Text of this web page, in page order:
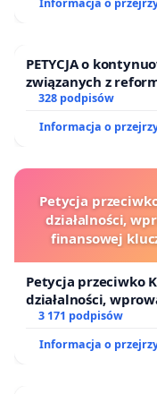
PETYCJA o
związanych z
328 podpisów
Informacja o
Petycja
działalności,
finansowej
Petycja przeciwko
działalności,
finansowej
3 171 podpisów
Informacja o